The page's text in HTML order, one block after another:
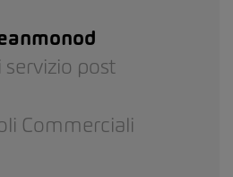
servizio post
Commerciali